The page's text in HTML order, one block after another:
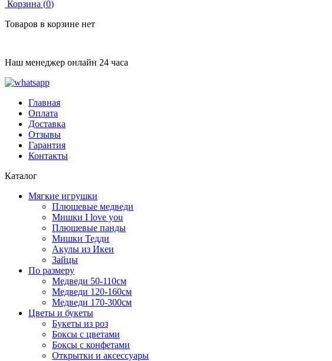
Корзина (0)
Товаров в корзине нет
Наш менеджер онлайн 24 часа
Главная
Оплата
Доставка
Отзывы
Гарантия
Контакты
Каталог
Мягкие игрушки
Плюшевые медведи
Мишки I love you
Плюшевые панды
Мишки Тедди
Акулы из Икеи
Зайцы
По размеру
Медведи 50-110см
Медведи 120-160см
Медведи 170-300см
Цветы и букеты
Букеты из роз
Боксы с цветами
Боксы с конфетами
Открытки и аксессуары